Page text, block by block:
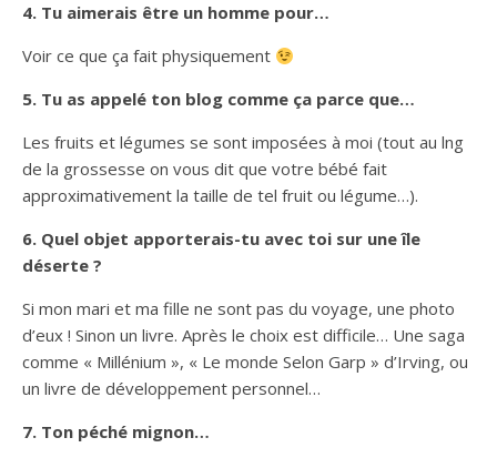
4. Tu aimerais être un homme pour…
Voir ce que ça fait physiquement
5. Tu as appelé ton blog comme ça parce que…
Les fruits et légumes se sont imposées à moi (tout au lng
de la grossesse on vous dit que votre bébé fait
approximativement la taille de tel fruit ou légume…).
6. Quel objet apporterais-tu avec toi sur une île
déserte ?
Si mon mari et ma fille ne sont pas du voyage, une photo
d’eux ! Sinon un livre. Après le choix est difficile… Une saga
comme « Millénium », « Le monde Selon Garp » d’Irving, ou
un livre de développement personnel…
7. Ton péché mignon…